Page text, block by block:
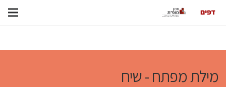
מילת מפתח - שיח